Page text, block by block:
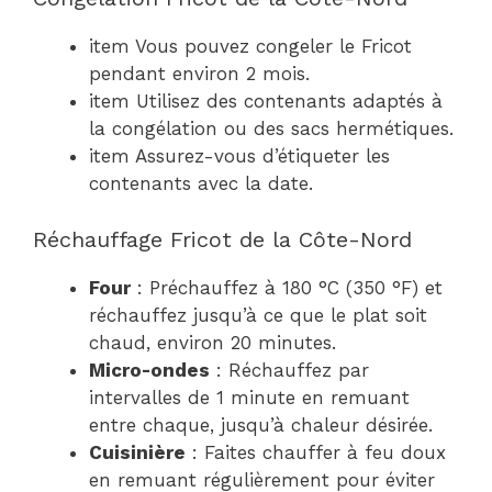
item Vous pouvez congeler le Fricot
pendant environ 2 mois.
item Utilisez des contenants adaptés à
la congélation ou des sacs hermétiques.
item Assurez-vous d’étiqueter les
contenants avec la date.
Réchauffage Fricot de la Côte-Nord
Four: Préchauffez à 180 °C (350 °F) et
réchauffez jusqu’à ce que le plat soit
chaud, environ 20 minutes.
Micro-ondes : Réchauffez par
intervalles de 1 minute en remuant
entre chaque, jusqu’à chaleur désirée.
Cuisinière : Faites chauffer à feu doux
en remuant régulièrement pour éviter